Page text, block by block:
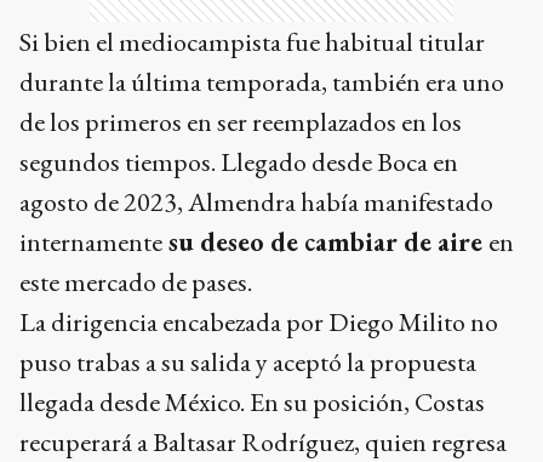
Si bien el mediocampista fue habitual titular
durante la última temporada, también era uno
de los primeros en ser reemplazados en los
segundos tiempos. Llegado desde Boca en
agosto de 2023, Almendra había manifestado
internamentesu deseo de cambiar de aire en
este mercado de pases.
La dirigencia encabezada por Diego Milito no
puso trabas a su salida y aceptó la propuesta
llegada desde México. En su posición, Costas
recuperará a Baltasar Rodríguez, quien regresa